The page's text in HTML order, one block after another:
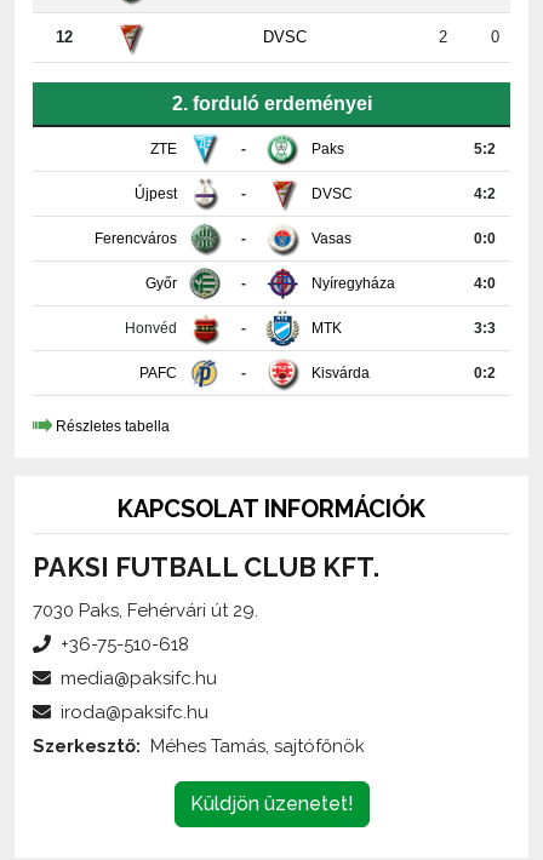
ZTE - Paks
Újpest DVSC 4:2
Ferencváros Vasas 0:0
Győr Nyíregyháza 4:0
Honvéd MTK 3:3
PAFC Kisvárda 0:2
Részletes tabella
PAKSI FUTBALL CLUB KFT.
7030 Paks, Fehérvári út 29.
Küldjön üzenetet!